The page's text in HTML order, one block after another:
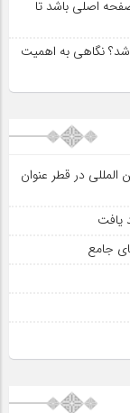
اصلی باشد تا
نگاهی به اهمیت
در قطر عنوان
یافت
جامع